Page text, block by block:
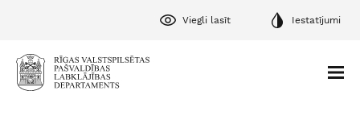
Viegli lasīt Iestatījumi